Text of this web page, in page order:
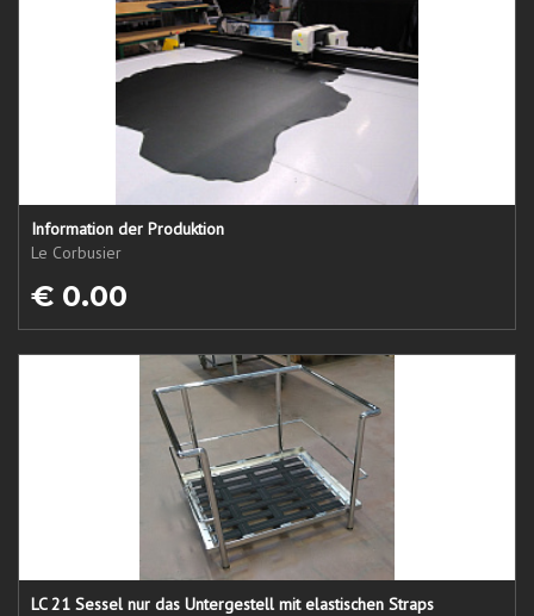
Information der Produktion
Le Corbusier
€ 0.00
LC 21 Sessel nur das Untergestell mit elastischen Straps